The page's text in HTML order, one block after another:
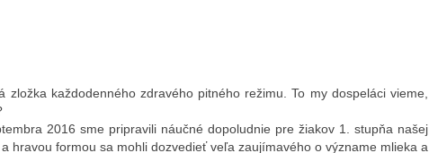
zložka každodenného zdravého pitného režimu. To my dospeláci vieme,
2016 sme pripravili náučné dopoludnie pre žiakov 1. stupňa našej
hravou formou sa mohli dozvedieť veľa zaujímavého o význame mlieka a